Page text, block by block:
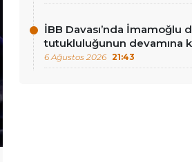
İBB Davası’nda İmamoğlu
tutukluluğunun devamına
6 Ağustos 2026 21:43